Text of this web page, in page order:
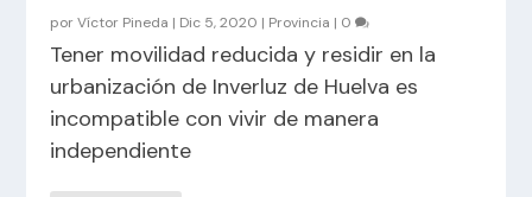
porVíctor Pineda | Dic 5, 2020 | Provincia | 0
Tener movilidad reducida y residir en la
urbanización de Inverluz de Huelva es
incompatible con vivir de manera
independiente